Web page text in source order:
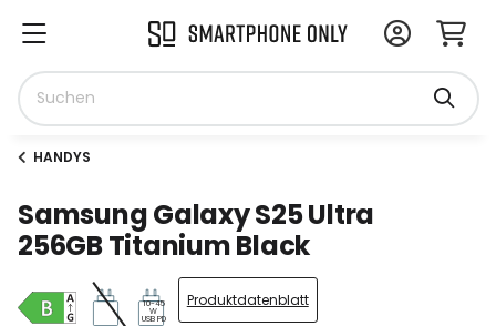
HANDYS
Samsung Galaxy S25 Ultra
256GB Titanium Black
10-45
W
USB PD
Produktdatenblatt